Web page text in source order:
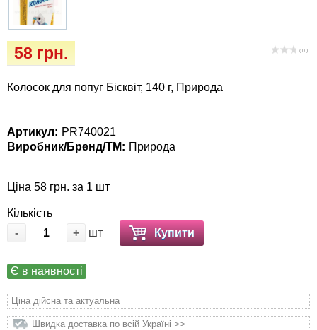
( 0 )
58 грн.
Колосок для попуг Бісквіт, 140 г, Природа
Артикул: PR740021
Виробник/Бренд/ТМ: Природа
Ціна 58 грн. за 1 шт
Кількість
-
+ шт Купити
Є в наявності
Ціна дійсна та актуальна
Швидка доставка по всій Україні >>
Vet Diet Canine Wet - ветеринарные диеты
для собак
килимки
Миски, автогодівниці, поілки
Післяопераційні засоби та витратні
Товари для голубів